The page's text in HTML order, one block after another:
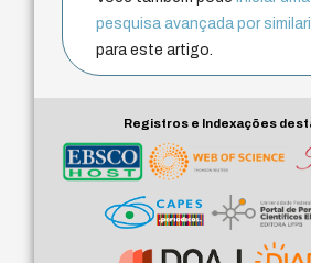
pesquisa avançada por
para este artigo.
Registros e Indexações